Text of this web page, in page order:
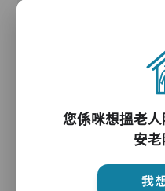
電動床,氣墊床,升降
護理服務
您係咪想搵老
安老
我